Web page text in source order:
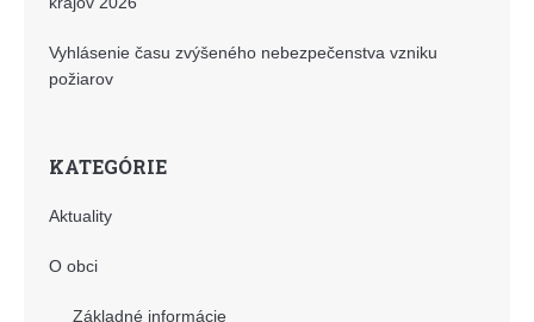
Vyhlásenie času zvýšeného nebezpečenstva vzniku
požiarov
KATEGÓRIE
Aktuality
O obci
Základné informácie